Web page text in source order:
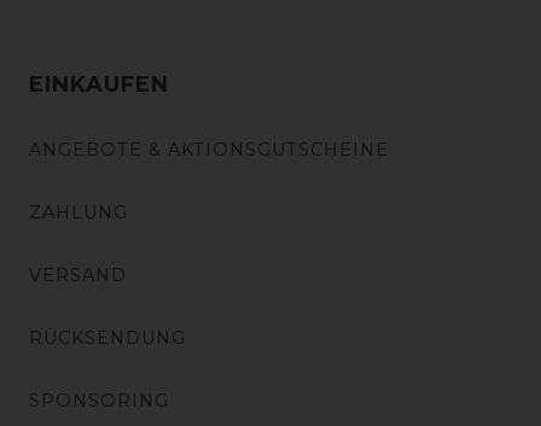
EINKAUFEN
ANGEBOTE & AKTIONSGUTSCHEINE
ZAHLUNG
VERSAND
RÜCKSENDUNG
SPONSORING